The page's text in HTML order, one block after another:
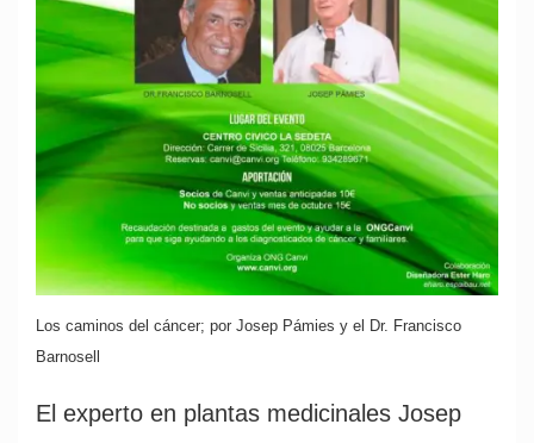
Los caminos del cáncer; por Josep Pámies y el Dr. Francisco
Barnosell
El experto en plantas medicinales Josep